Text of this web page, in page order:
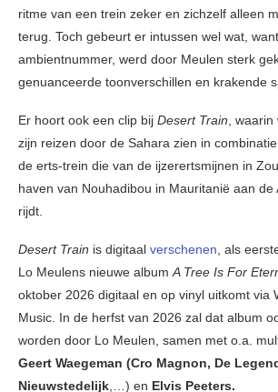
ritme van een trein zeker en zichzelf alleen
terug. Toch gebeurt er intussen wel wat,
ambientnummer, werd door Meulen sterk
genuanceerde toonverschillen en krakende
Er hoort ook een clip bij Desert Train, waarin
zijn reizen door de Sahara zien in
de erts-trein die van de ijzerertsmijnen in
haven van Nouhadibou in Mauritanië aan de
rijdt.
Desert Train is digitaal verschenen, als
Lo Meulens nieuwe albumA Tree Is For
oktober 2026 digitaal en op vinyl uitkomt via
Music. In de herfst van 2026 zal dat album
worden door Lo Meulen, samen met o.a.
Geert Waegeman (Cro Magnon, De
Nieuwstedelijk,…) en Elvis Peeters.